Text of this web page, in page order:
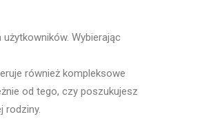
Wybierając
również kompleksowe
od tego, czy poszukujesz
rodziny.